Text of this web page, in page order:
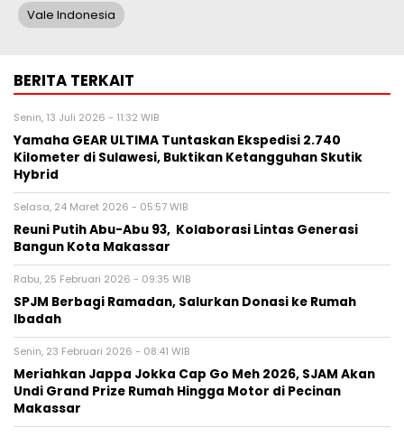
Vale Indonesia
BERITA TERKAIT
Senin, 13 Juli 2026 - 11:32 WIB
Yamaha GEAR ULTIMA Tuntaskan Ekspedisi 2.740
Kilometer di Sulawesi, Buktikan Ketangguhan Skutik
Hybrid
Selasa, 24 Maret 2026 - 05:57 WIB
Reuni Putih Abu-Abu 93, Kolaborasi Lintas Generasi
Bangun Kota Makassar
Rabu, 25 Februari 2026 - 09:35 WIB
SPJM Berbagi Ramadan, Salurkan Donasi ke Rumah
Ibadah
Senin, 23 Februari 2026 - 08:41 WIB
Meriahkan Jappa Jokka Cap Go Meh 2026, SJAM Akan
Undi Grand Prize Rumah Hingga Motor di Pecinan
Makassar